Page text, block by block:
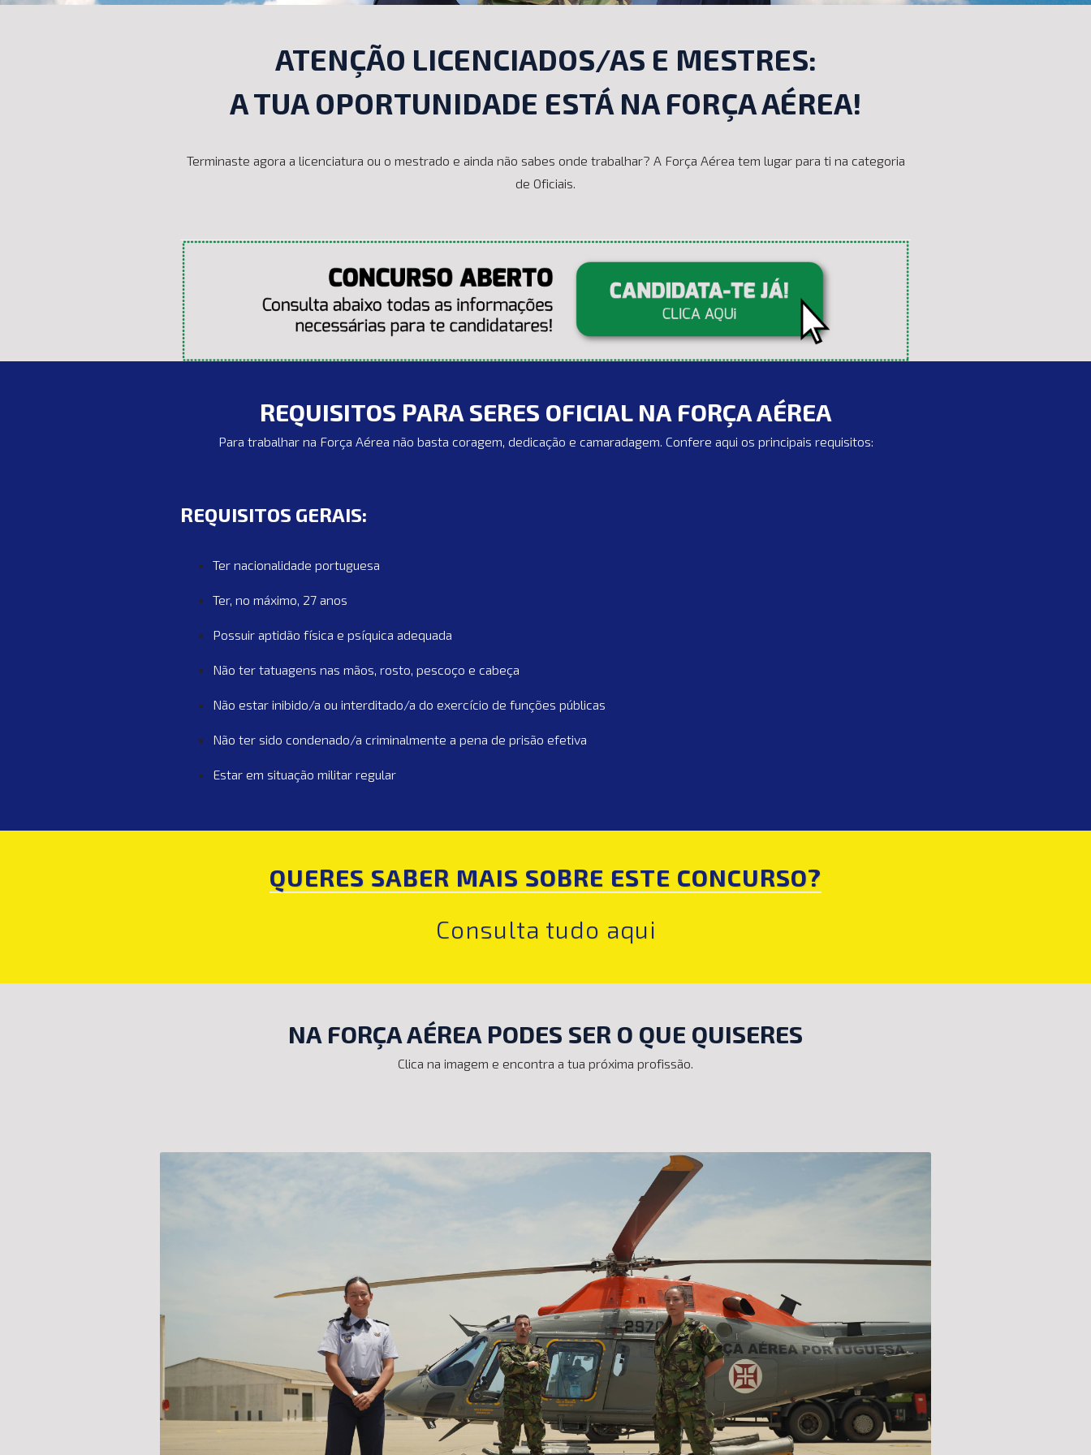
ATENÇÃO LICENCIADOS/AS E MESTRES:
A TUA OPORTUNIDADE ESTÁ NA FORÇA AÉREA!
Terminaste agora a licenciatura ou o mestrado e ainda não sabes onde trabalhar? A Força Aérea tem lugar para ti na categoria
de Oficiais.
REQUISITOS PARA SERES OFICIAL NA FORÇA AÉREA
Para trabalhar na Força Aérea não basta coragem, dedicação e camaradagem. Confere aqui os principais requisitos:
REQUISITOS GERAIS:
Ter nacionalidade portuguesa
Ter, no máximo, 27 anos
Possuir aptidão física e psíquica adequada
Não ter tatuagens nas mãos, rosto, pescoço e cabeça
Não estar inibido/a ou interditado/a do exercício de funções públicas
Não ter sido condenado/a criminalmente a pena de prisão efetiva
Estar em situação militar regular
QUERES SABER MAIS SOBRE ESTE CONCURSO?
Consulta tudo aqui
NA FORÇA AÉREA PODES SER O QUE QUISERES
Clica na imagem e encontra a tua próxima profissão.